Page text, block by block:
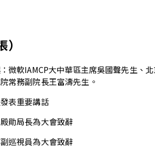
）
微軟IAMCP大中華區主席吳國聲先生、
常務副院長王富濤先生。
表重要講話
勛局長為大會致辭
巡視員為大會致辭